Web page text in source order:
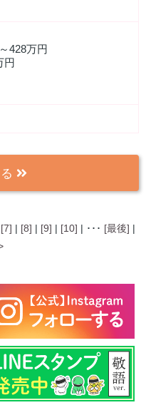
428万円
円
[7] | [8] | [9] | [10] | ･･･ [最後] |